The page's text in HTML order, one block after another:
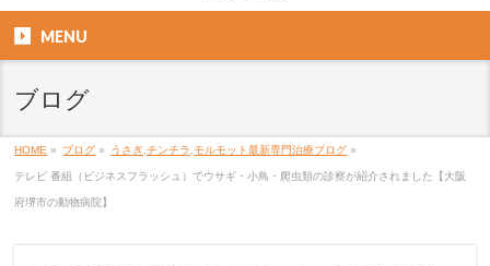
MENU
ブログ
HOME » ブログ » うさぎ,チンチラ,モルモット最新専門治療ブログ »
テレビ 番組（ビジネスフラッシュ）でウサギ・小鳥・爬虫類の診察が紹介されました【大阪
府堺市の動物病院】